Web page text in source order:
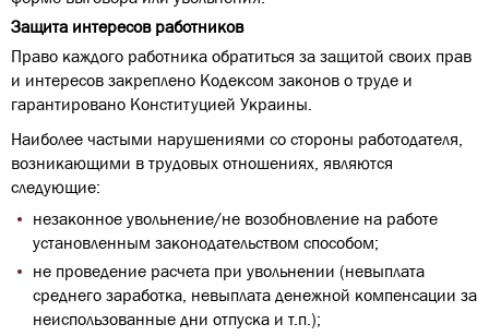
Защита интересов работников
Право каждого работника обратиться за защитой своих прав
и интересов закреплено Кодексом законов о труде и
гарантировано Конституцией Украины.
Наиболее частыми нарушениями со стороны работодателя,
возникающими в трудовых отношениях, являются
следующие:
незаконное увольнение/не возобновление на работе
установленным законодательством способом;
не проведение расчета при увольнении (невыплата
среднего заработка, невыплата денежной компенсации за
неиспользованные дни отпуска и т.п.);